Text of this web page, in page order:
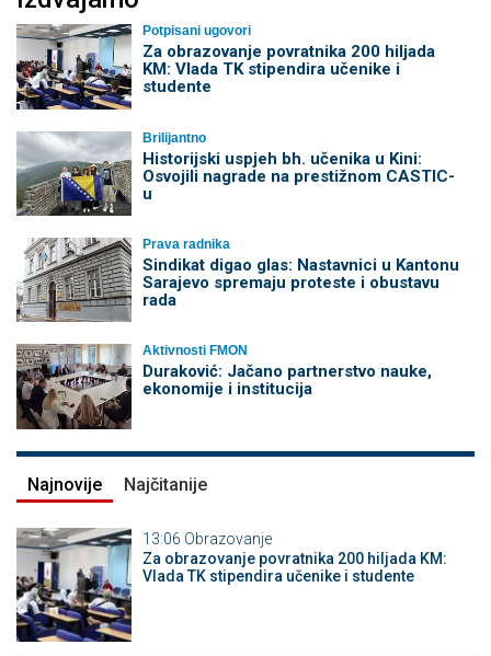
Potpisani ugovori
Za obrazovanje povratnika 200 hiljada
KM: Vlada TK stipendira učenike i
studente
Brilijantno
Historijski uspjeh bh. učenika u Kini:
Osvojili nagrade na prestižnom CASTIC-
u
Prava radnika
Sindikat digao glas: Nastavnici u Kantonu
Sarajevo spremaju proteste i obustavu
rada
Aktivnosti FMON
Duraković: Jačano partnerstvo nauke,
ekonomije i institucija
Najnovije Najčitanije
13:06 Obrazovanje
Za obrazovanje povratnika 200 hiljada KM:
Vlada TK stipendira učenike i studente